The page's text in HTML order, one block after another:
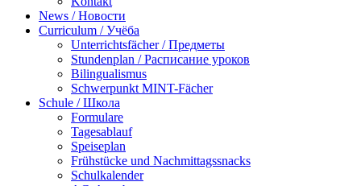
News / Новости
Curriculum / Учёба
Unterrichtsfächer / Предметы
Stundenplan / Расписание уроков
Bilingualismus
Schwerpunkt MINT-Fächer
Schule / Школа
Formulare
Tagesablauf
Speiseplan
Frühstücke und Nachmittagssnacks
Schulkalender